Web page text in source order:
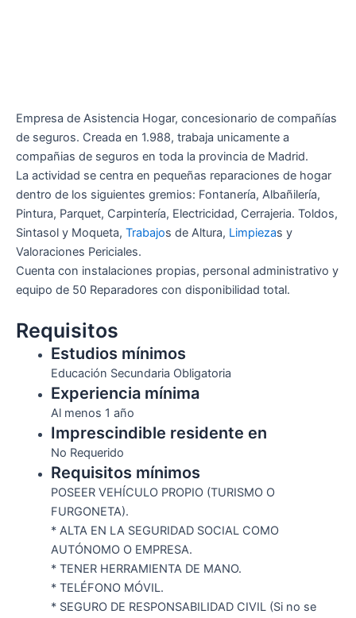
Empresa de Asistencia Hogar, concesionario de compañías
de seguros. Creada en 1.988, trabaja unicamente a
compañias de seguros en toda la provincia de Madrid.
La actividad se centra en pequeñas reparaciones de hogar
dentro de los siguientes gremios: Fontanería, Albañilería,
Pintura, Parquet, Carpintería, Electricidad, Cerrajeria. Toldos,
Sintasol y Moqueta, Trabajos de Altura, Limpiezas y
Valoraciones Periciales.
Cuenta con instalaciones propias, personal administrativo y
equipo de 50 Reparadores con disponibilidad total.
Requisitos
Estudios mínimos
Educación Secundaria Obligatoria
Experiencia mínima
Al menos 1 año
Imprescindible residente en
No Requerido
Requisitos mínimos
POSEER VEHÍCULO PROPIO (TURISMO O
FURGONETA).
* ALTA EN LA SEGURIDAD SOCIAL COMO
AUTÓNOMO O EMPRESA.
* TENER HERRAMIENTA DE MANO.
* TELÉFONO MÓVIL.
* SEGURO DE RESPONSABILIDAD CIVIL (Si no se